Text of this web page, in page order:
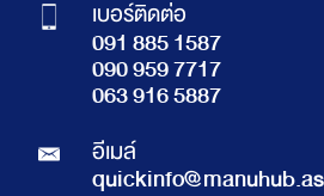
เบอร์ติดต่อ
091 885 1587
090 959 7717
063 916 5887
อีเมล์